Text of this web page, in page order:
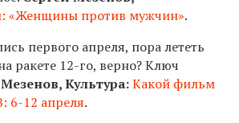
«Женщины против мужчин».
первого апреля, пора лететь
ракете 12-го, верно? Ключ
Культура:Какой фильм
6-12 апреля.